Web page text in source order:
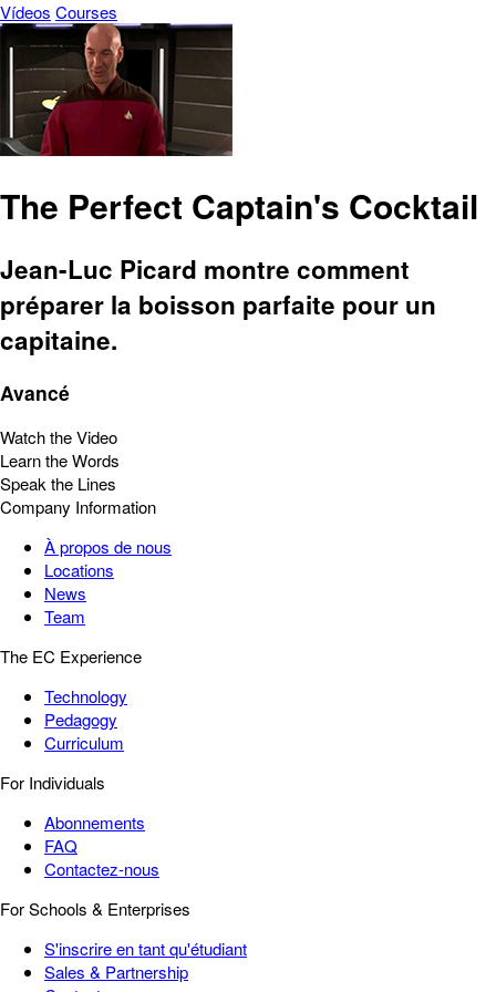
Vídeos Courses
The Perfect Captain's Cocktail
Jean-Luc Picard montre comment
préparer la boisson parfaite pour un
capitaine.
Avancé
Watch the Video
Learn the Words
Speak the Lines
Company Information
À propos de nous
Locations
News
Team
The EC Experience
Technology
Pedagogy
Curriculum
For Individuals
Abonnements
FAQ
Contactez-nous
For Schools & Enterprises
S'inscrire en tant qu'étudiant
Sales & Partnership